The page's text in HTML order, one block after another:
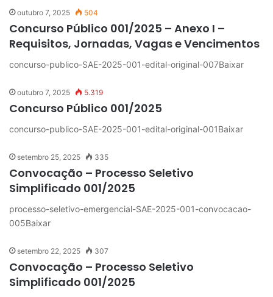
outubro 7, 2025 504
Concurso Público 001/2025 – Anexo I –
Requisitos, Jornadas, Vagas e Vencimentos
concurso-publico-SAE-2025-001-edital-original-007Baixar
outubro 7, 2025 5.319
Concurso Público 001/2025
concurso-publico-SAE-2025-001-edital-original-001Baixar
setembro 25, 2025 335
Convocação – Processo Seletivo
Simplificado 001/2025
processo-seletivo-emergencial-SAE-2025-001-convocacao-
005Baixar
setembro 22, 2025 307
Convocação – Processo Seletivo
Simplificado 001/2025